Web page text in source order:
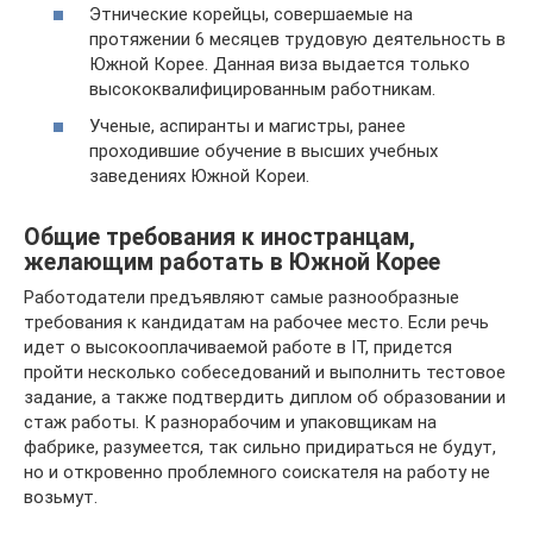
Этнические корейцы, совершаемые на
протяжении 6 месяцев трудовую деятельность в
Южной Корее. Данная виза выдается только
высококвалифицированным работникам.
Ученые, аспиранты и магистры, ранее
проходившие обучение в высших учебных
заведениях Южной Кореи.
Общие требования к иностранцам,
желающим работать в Южной Корее
Работодатели предъявляют самые разнообразные
требования к кандидатам на рабочее место. Если речь
идет о высокооплачиваемой работе в IT, придется
пройти несколько собеседований и выполнить тестовое
задание, а также подтвердить диплом об образовании и
стаж работы. К разнорабочим и упаковщикам на
фабрике, разумеется, так сильно придираться не будут,
но и откровенно проблемного соискателя на работу не
возьмут.